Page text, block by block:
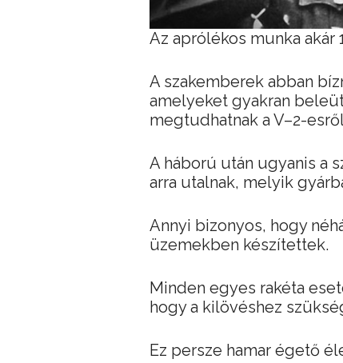
Az aprólékos munka akár
A szakemberek abban
amelyeket gyakran
megtudhatnak a V–2-
A háború után ugyanis a
arra utalnak, melyik
Annyi bizonyos, hogy
üzemekben készítettek.
Minden egyes rakéta
hogy a kilövéshez
Ez persze hamar égető